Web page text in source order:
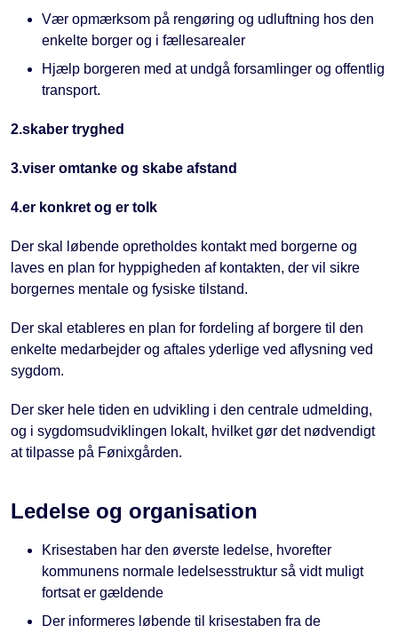
Vær opmærksom på rengøring og udluftning hos den
enkelte borger og i fællesarealer
Hjælp borgeren med at undgå forsamlinger og offentlig
transport.
2.skaber tryghed
3.viser omtanke og skabe afstand
4.er konkret og er tolk
Der skal løbende opretholdes kontakt med borgerne og
laves en plan for hyppigheden af kontakten, der vil sikre
borgernes mentale og fysiske tilstand.
Der skal etableres en plan for fordeling af borgere til den
enkelte medarbejder og aftales yderlige ved aflysning ved
sygdom.
Der sker hele tiden en udvikling i den centrale udmelding,
og i sygdomsudviklingen lokalt, hvilket gør det nødvendigt
at tilpasse på Fønixgården.
Ledelse og organisation
Krisestaben har den øverste ledelse, hvorefter
kommunens normale ledelsesstruktur så vidt muligt
fortsat er gældende
Der informeres løbende til krisestaben fra de